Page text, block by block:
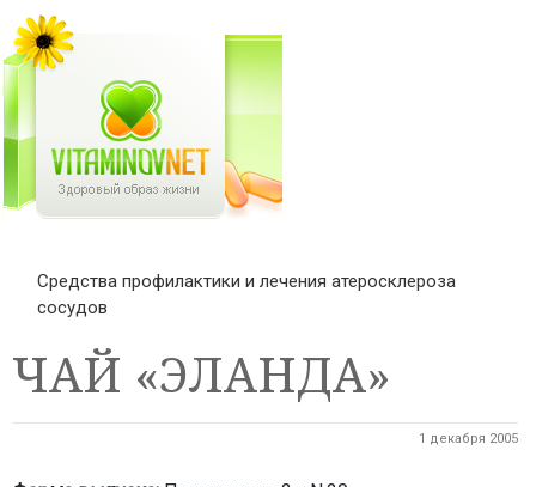
Средства профилактики и лечения атеросклероза
сосудов
ЧАЙ «ЭЛАНДА»
1 декабря 2005